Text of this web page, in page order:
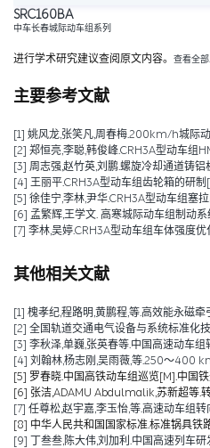
SRC160BA
中车长春城际动车组系列
进行学术研究建议查阅原文内容。 查看全
主要参考文献
[1] 姚风龙,张笑凡,周春梅.200km/h城际
[2] 郑恒亮,李聪,韩俊峰.CRH3A型动车组
[3] 周志强,赵竹英,刘鹏.螺旋冷却通道铸
[4] 王丽平.CRH3A型动车组齿轮箱的研
[5] 徐佳宁,李林,尹华.CRH3A型动车组塞
[6] 孟繁辉,王学文. 高寒城际动车组制动
[7] 李林,吴婷.CRH3A型动车组车体强度
其他相关文献
[1] 槐孝纪,程路明,黄鹏程,等.高效能永磁
[2] 全国轨道交通电气设备与系统标准化
[3] 李秋泽,单巍,张英春等.中国高速动车
[4] 刘翰林,杨志刚,吴雨薇,等.250～400
[5] 罗春晓.中国高铁动车组巡览[M].中国
[6] 张洁,ADAMU Abdulmalik,苏新超等.
[7] 任尊松,赵宇嘉,李玉怡,等.高速动车组
[8] 中华人民共和国国家标准.标准锅具铁
[9] 丁叁叁,陈大伟,刘加利.中国高速列车